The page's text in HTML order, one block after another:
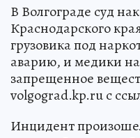
В Волгограде суд
Краснодарского
грузовика под
аварию, и медики
запрещенное
volgograd.kp.ru с
Инцидент